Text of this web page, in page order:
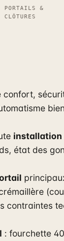
PORTAILS &
CLÔTURES
confort,
installation
état des
contraintes
: fourchette